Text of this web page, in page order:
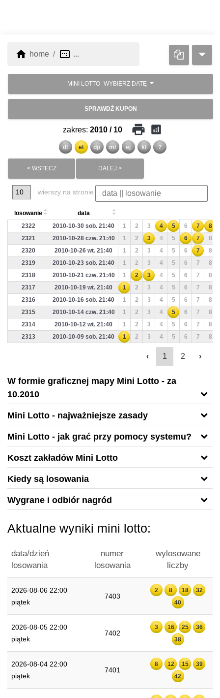
home home image_aspect_ratio ...
MINI LOTTO WYBIERZ DATĘ
SPRAWDŹ KUPON
zakres: 2010 / 10 print analytics
dl el dp ml ej kl ?
< WSTECZ DALEJ >
wierszy na stronie
losowanie
data
2322
2010-10-30 sob. 21:40 1 2 3 4 5 6 7
8
2321
2010-10-28 czw. 21:40 1 2 3 4 5 6 7
8
2320
2010-10-26 wt. 21:40 1 2 3 4 5 6 7
8
2319
2010-10-23 sob. 21:40 1 2 3 4 5 6 7
8
2318
2010-10-21 czw. 21:40 1 2 3 4 5 6 7
8
2317
2010-10-19 wt. 21:40 1 2 3 4 5 6 7
8
2316
2010-10-16 sob. 21:40 1 2 3 4 5 6 7
8
2315
2010-10-14 czw. 21:40 1 2 3 4 5 6 7
8
2314
2010-10-12 wt. 21:40 1 2 3 4 5 6 7
8
2313
2010-10-09 sob. 21:40 1 2 3 4 5 6 7 8
‹ 1 2 ›
W formie graficznej mapy Mini Lotto - za
10.2010
Mini Lotto - najważniejsze zasady
Mini Lotto - jak grać przy pomocy systemu?
Koszt zakładów Mini Lotto
Kiedy są losowania
Wygrane i odbiór nagród
Aktualne wyniki mini lotto:
data/dzień
losowania
numer
losowania
wylosowane
liczby
2026-08-06 22:00
piątek
7403
2 8 18
32
40
2026-08-05 22:00
piątek
7402
3 16 25
36
38
2026-08-04 22:00
piątek
7401
8 12 15
39
42